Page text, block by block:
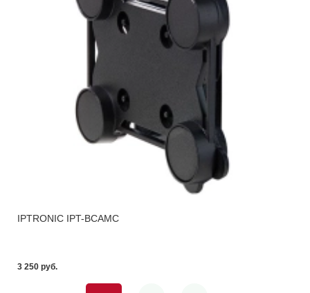
IPTRONIC IPT-BCAMC
3 250 pуб.